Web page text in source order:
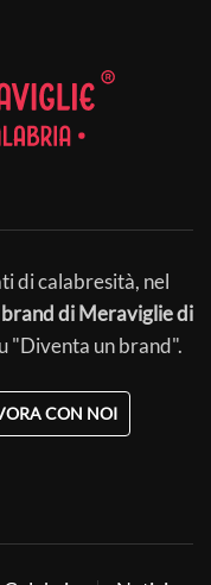
di calabresità, nel
di Meraviglie di
"Diventa un brand".
CON NOI